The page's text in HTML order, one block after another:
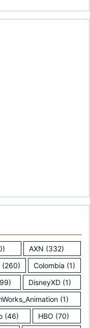
AXN (332)
(260) Colombia (1)
DisneyXD(1)
(1)
(46) HBO (70)